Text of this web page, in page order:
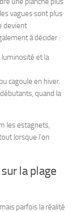
vagues sont plus
devient
à décider :
luminosité et la
cagoule en hiver.
quand la
les estagnets,
lorsque l’on
la plage
parfois la réalité